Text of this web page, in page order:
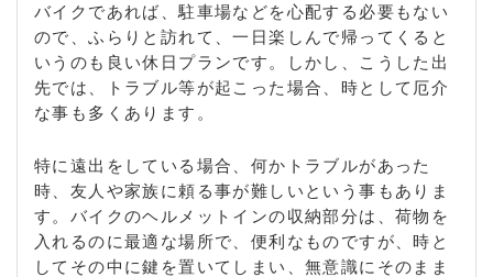
吉見 /
バイクであれば、駐車場などを心配する必要もない
ので、ふらりと訪れて、一日楽しんで帰ってくると
いうのも良い休日プランです。しかし、こうした出
先では、トラブル等が起こった場合、時として厄介
な事も多くあります。
特に遠出をしている場合、何かトラブルがあった
時、友人や家族に頼る事が難しいという事もありま
す。バイクのヘルメットインの収納部分は、荷物を
入れるのに最適な場所で、便利なものですが、時と
してその中に鍵を置いてしまい、無意識にそのまま